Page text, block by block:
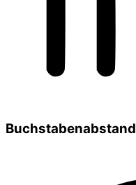
Buchstabenabstand